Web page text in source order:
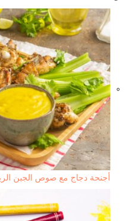
أجنحة دجاج مع صوص الجبن